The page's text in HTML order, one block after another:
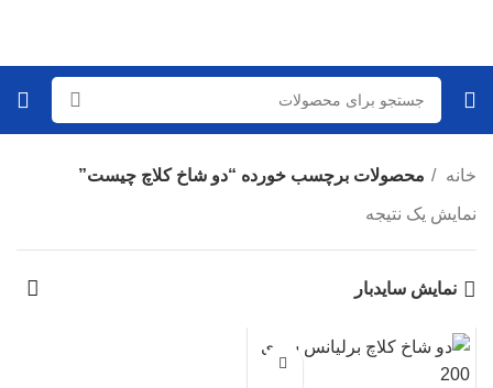
خانه محصولات برچسب خورده “دو شاخ کلاچ چیست”
نمایش یک نتیجه
نمایش سایدبار